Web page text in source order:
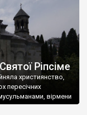
Ріпсіме
християнство,
пересічних
вірмени